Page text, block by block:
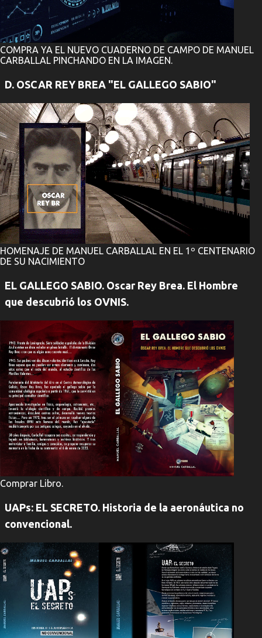
COMPRA YA EL NUEVO CUADERNO DE CAMPO DE MANUEL
CARBALLAL PINCHANDO EN LA IMAGEN.
D. OSCAR REY BREA "EL GALLEGO SABIO"
HOMENAJE DE MANUEL CARBALLAL EN EL 1º CENTENARIO
DE SU NACIMIENTO
EL GALLEGO SABIO. Oscar Rey Brea. El Hombre
que descubrió los OVNIS.
Comprar Libro.
UAPs: EL SECRETO. Historia de la aeronáutica no
convencional.